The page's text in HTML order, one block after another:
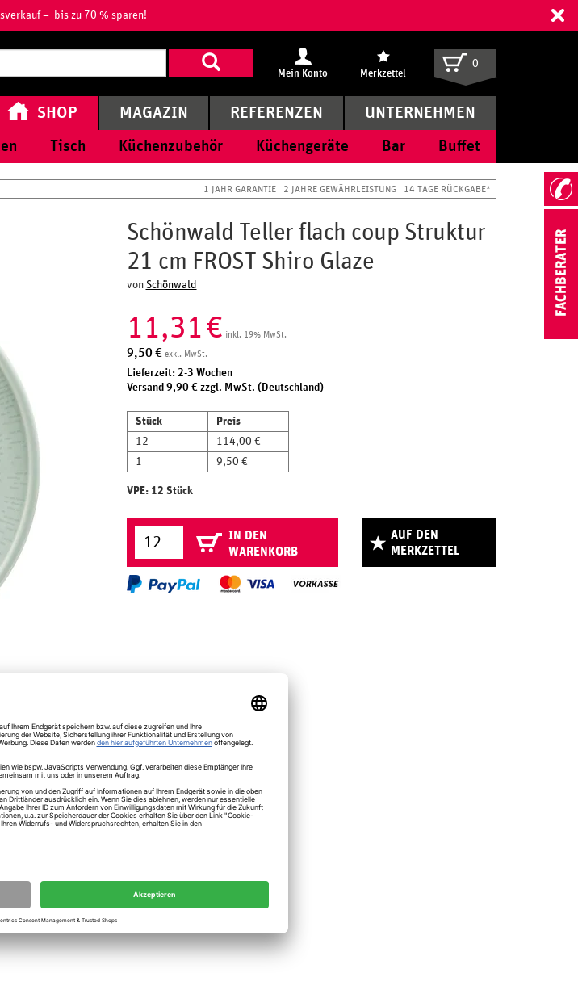
– bis zu 70 % sparen!
Suchbegriff
eingeben
Mein Konto Merkzettel
0
SHOP
Tisch Küchenzubehör Küchengeräte Bar Buffet
MAGAZIN REFERENZEN UNTERNEHMEN
1 JAHR GARANTIE 2 JAHRE GEWÄHRLEISTUNG 14 TAGE RÜCKGABE*
Glaze
Schönwald Teller flach coup Struktur
21 cm FROST Shiro Glaze
von Schönwald
11,31€ inkl. 19% MwSt.
9,50 € exkl. MwSt.
Lieferzeit: 2-3 Wochen
Versand 9,90 € zzgl. MwSt. (Deutschland)
Stück
Preis
12
114,00 €
1
9,50 €
VPE: 12 Stück
IN DEN
WARENKORB
AUF DEN
MERKZETTEL